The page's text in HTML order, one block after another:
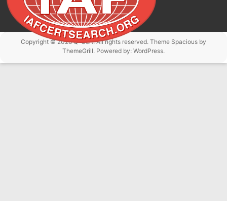
Copyright © 2026Q-Cert. All rights reserved. Theme Spaciousby
ThemeGrill. Powered by: WordPress.